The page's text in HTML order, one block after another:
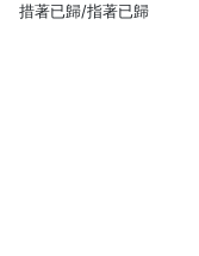
措著已歸/指著已歸